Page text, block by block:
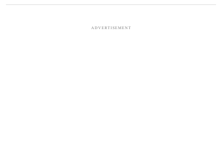
ADVERTISEMENT